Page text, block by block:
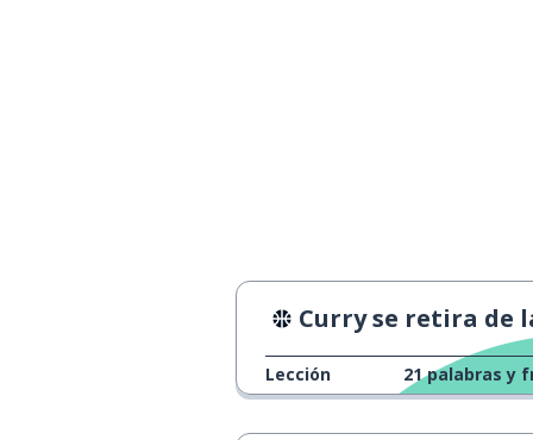
Curry se retira de la NBA en 3,9
Lección 21 palabras y